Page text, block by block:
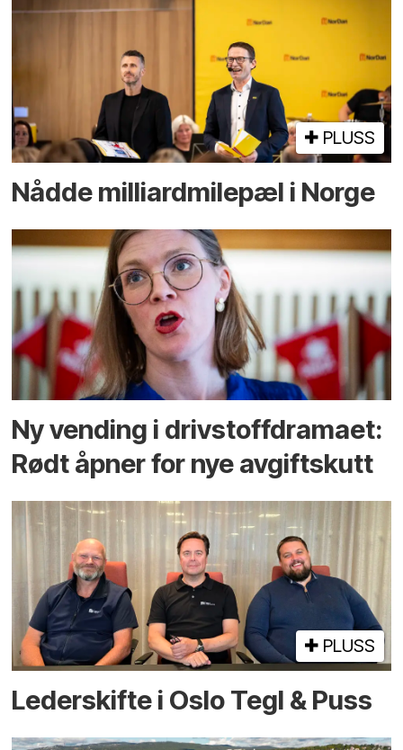
PLUSS
Nådde milliard­­milepæl i Norge
Ny vending i drivstoffdramaet:
Rødt åpner for nye avgiftskutt
PLUSS
Lederskifte i Oslo Tegl & Puss